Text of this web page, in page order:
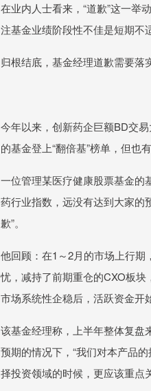
在业内人士看来，“道歉”这一举
注基金业绩阶段性不佳是短期不
归根结底，基金经理道歉需要落
今年以来，创新药企巨额BD交
的基金登上“翻倍基”榜单，但也
一位管理某医疗健康股票基金的
药行业指数，远没有达到大家的
歉”。
他回顾：在1～2月的市场上行
忧，减持了前期重仓的CXO板
市场系统性企稳后，活跃资金开
该基金经理称，上半年整体复盘
预期的情况下，“我们对本产品
择投资领域的时候，更应该重点